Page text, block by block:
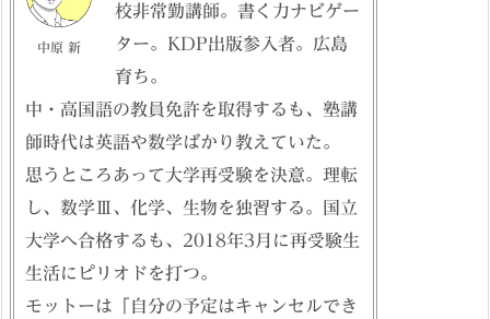
中原 新
校非常勤講師。書く力ナビゲー
ター。KDP出版参入者。広島
育ち。
中・高国語の教員免許を取得するも、塾講
師時代は英語や数学ばかり教えていた。
思うところあって大学再受験を決意。理転
し、数学Ⅲ、化学、生物を独習する。国立
大学へ合格するも、2018年3月に再受験生
生活にピリオドを打つ。
モットーは「自分の予定はキャンセルでき